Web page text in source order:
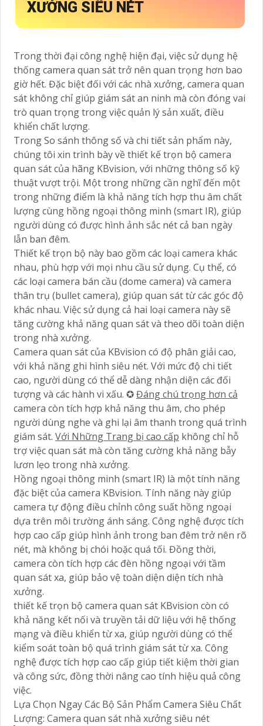
XƯỞNG SIÊU NÉT
Trong thời đại công nghệ hiện đại, việc sử dụng hệ
thống camera quan sát trở nên quan trọng hơn bao
giờ hết. Đặc biệt đối với các nhà xưởng, camera quan
sát không chỉ giúp giám sát an ninh mà còn đóng vai
trò quan trọng trong việc quản lý sản xuất, điều
khiển chất lượng.
Trong So sánh thông số và chi tiết sản phẩm này,
chúng tôi xin trình bày về thiết kế trọn bộ camera
quan sát của hãng KBvision, với những thông số kỹ
thuật vượt trội. Một trong những cần nghĩ đến một
trong những điểm là khả năng tích hợp thu âm chất
lượng cùng hồng ngoại thông minh (smart IR), giúp
người dùng có được hình ảnh sắc nét cả ban ngày
lẫn ban đêm.
Thiết kế trọn bộ này bao gồm các loại camera khác
nhau, phù hợp với mọi nhu cầu sử dụng. Cụ thể, có
các loại camera bán cầu (dome camera) và camera
thân trụ (bullet camera), giúp quan sát từ các góc độ
khác nhau. Việc sử dụng cả hai loại camera này sẽ
tăng cường khả năng quan sát và theo dõi toàn diện
trong nhà xưởng.
Camera quan sát của KBvision có độ phân giải cao,
với khả năng ghi hình siêu nét. Với mức độ chi tiết
cao, người dùng có thể dễ dàng nhận diện các đối
tượng và các hành vi xấu. ✪Đáng chú trọng hơn cả
camera còn tích hợp khả năng thu âm, cho phép
người dùng nghe và ghi lại âm thanh trong quá trình
giám sát. Với Những Trang bị cao cấp không chỉ hỗ
trợ việc quan sát mà còn tăng cường khả năng bẫy
lươn lẹo trong nhà xưởng.
Hồng ngoại thông minh (smart IR) là một tính năng
đặc biệt của camera KBvision. Tính năng này giúp
camera tự động điều chỉnh công suất hồng ngoại
dựa trên môi trường ánh sáng. Công nghệ được tích
hợp cao cấp giúp hình ảnh trong ban đêm trở nên rõ
nét, mà không bị chói hoặc quá tối. Đồng thời,
camera còn tích hợp các đèn hồng ngoại với tầm
quan sát xa, giúp bảo vệ toàn diện diện tích nhà
xưởng.
thiết kế trọn bộ camera quan sát KBvision còn có
khả năng kết nối và truyền tải dữ liệu với hệ thống
mạng và điều khiển từ xa, giúp người dùng có thể
kiểm soát toàn bộ quá trình giám sát từ xa. Công
nghệ được tích hợp cao cấp giúp tiết kiệm thời gian
và công sức, đồng thời nâng cao tính hiệu quả công
việc.
Lựa Chọn Ngay Các Bộ Sản Phẩm Camera Siêu Chất
Lượng: Camera quan sát nhà xưởng siêu nét